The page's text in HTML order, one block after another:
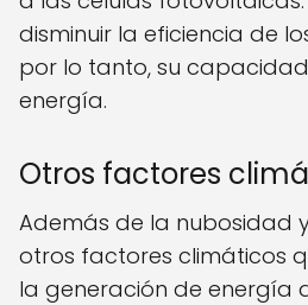
disminuir la eficiencia de
por lo tanto, su
energía.
Otros factores
Además de la nubosidad
otros factores climáticos
la generación de energía